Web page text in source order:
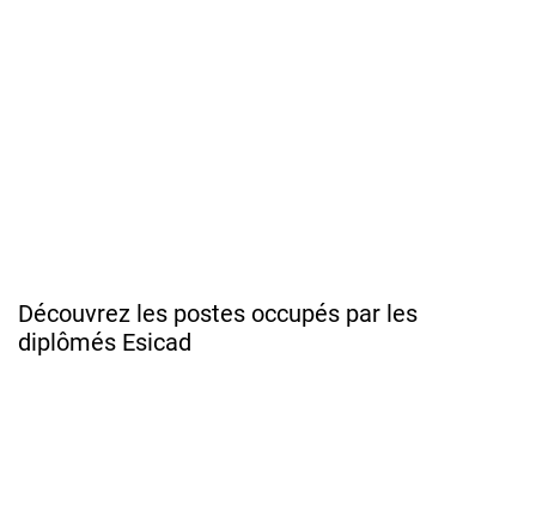
Découvrez les postes occupés par les
diplômés Esicad